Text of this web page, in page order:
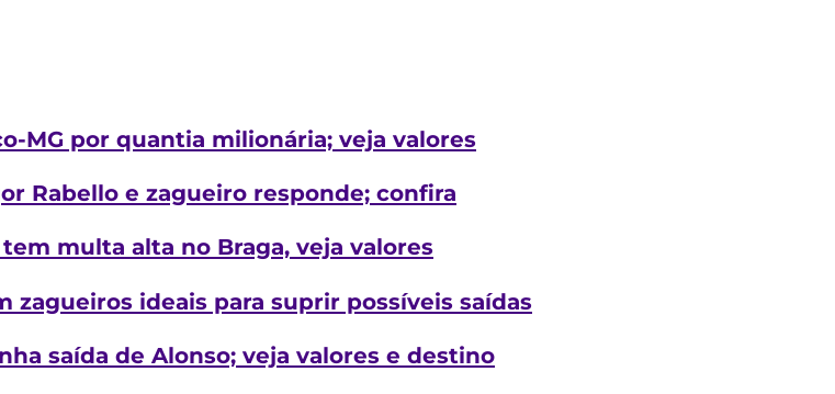
MG por quantia milionária; veja valores
Rabello e zagueiro responde; confira
multa alta no Braga, veja valores
zagueiros ideais para suprir possíveis saídas
saída de Alonso; veja valores e destino